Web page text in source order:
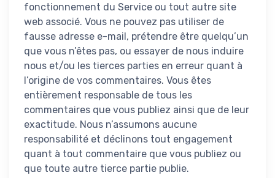
fonctionnement du Service ou tout autre site
web associé. Vous ne pouvez pas utiliser de
fausse adresse e-mail, prétendre être quelqu’un
que vous n’êtes pas, ou essayer de nous induire
nous et/ou les tierces parties en erreur quant à
l’origine de vos commentaires. Vous êtes
entièrement responsable de tous les
commentaires que vous publiez ainsi que de leur
exactitude. Nous n’assumons aucune
responsabilité et déclinons tout engagement
quant à tout commentaire que vous publiez ou
que toute autre tierce partie publie.